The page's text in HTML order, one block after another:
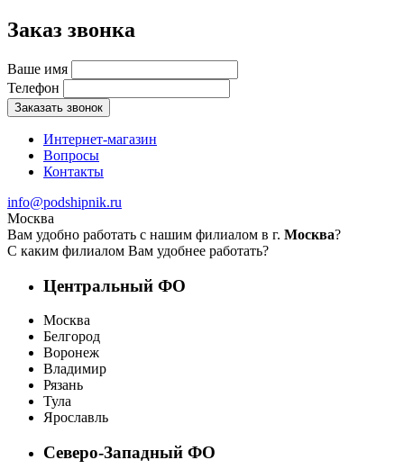
Заказ звонка
Ваше имя
Телефон
Заказать звонок
Интернет-магазин
Вопросы
Контакты
info@podshipnik.ru
Москва
Вам удобно работать с нашим филиалом в г. Москва?
С каким филиалом Вам удобнее работать?
Центральный ФО
Москва
Белгород
Воронеж
Владимир
Рязань
Тула
Ярославль
Северо-Западный ФО